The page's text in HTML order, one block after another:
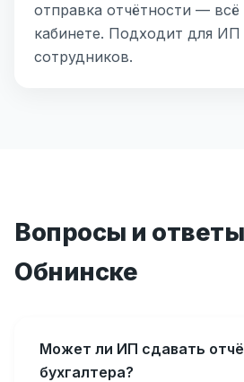
отправка отчётности —
кабинете. Подходит для
сотрудников.
Вопросы и
Обнинске
Может ли ИП сдавать
бухгалтера?